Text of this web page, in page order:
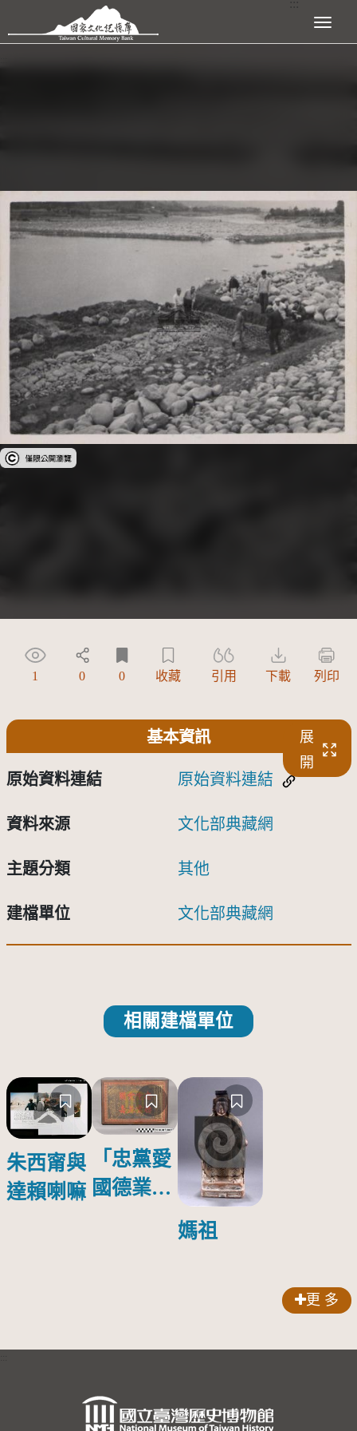
跳到主要內容區塊 展開選單
受著作權法保護-僅限於本平台有限度公開瀏覽
1 0 0 收藏 引用 下載 列印
基本資訊
展
開
原始資料連結 原始資料連結
資料來源 文化部典藏網
主題分類 其他
建檔單位 文化部典藏網
相關建檔單位
朱西甯與
達賴喇嘛
「忠黨愛
國德業並
媽祖
更 多